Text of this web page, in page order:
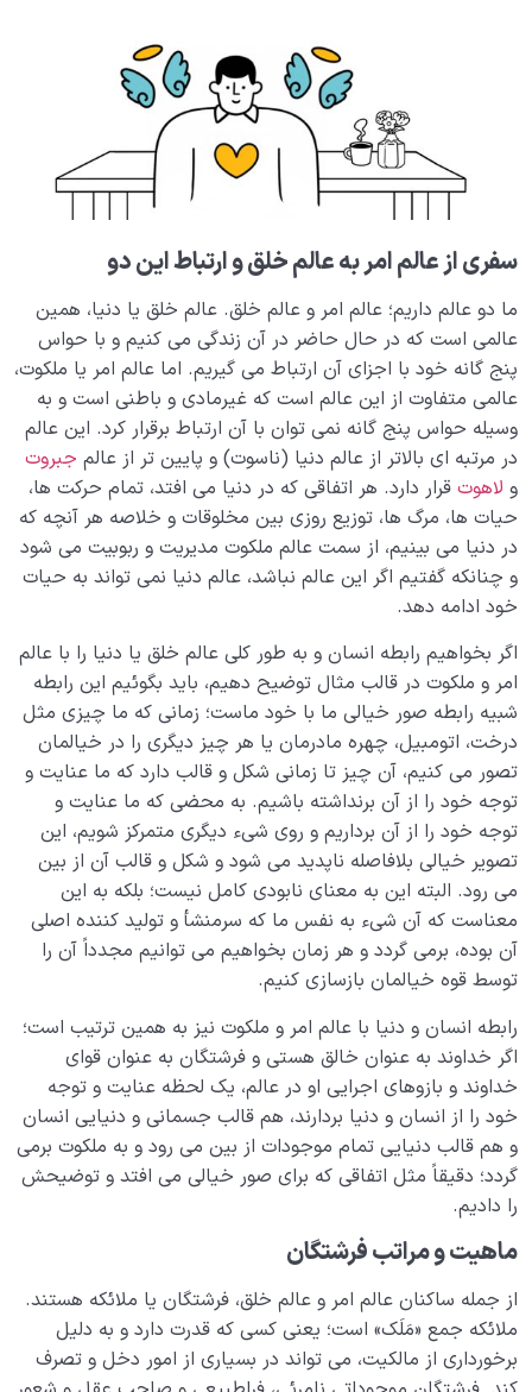
سفری از عالم امر به عالم خلق و ارتباط این دو
ما دو عالم داریم؛ عالم امر و عالم خلق. عالم خلق یا دنیا، همین
عالمی است که در حال حاضر در آن زندگی می کنیم و با حواس
پنج گانه خود با اجزای آن ارتباط می گیریم. اما عالم امر یا ملکوت،
عالمی متفاوت از این عالم است که غیرمادی و باطنی است و به
وسیله حواس پنج گانه نمی توان با آن ارتباط برقرار کرد. این عالم
در مرتبه ای بالاتر از عالم دنیا (ناسوت) و پایین تر از عالم جبروت
و لاهوت قرار دارد. هر اتفاقی که در دنیا می افتد، تمام حرکت ها،
حیات ها، مرگ ها، توزیع روزی بین مخلوقات و خلاصه هر آنچه که
در دنیا می بینیم، از سمت عالم ملکوت مدیریت و ربوبیت می شود
و چنانکه گفتیم اگر این عالم نباشد، عالم دنیا نمی تواند به حیات
خود ادامه دهد.
اگر بخواهیم رابطه انسان و به طور کلی عالم خلق یا دنیا را با عالم
امر و ملکوت در قالب مثال توضیح دهیم، باید بگوئیم این رابطه
شبیه رابطه صور خیالی ما با خود ماست؛ زمانی که ما چیزی مثل
درخت، اتومبیل، چهره مادرمان یا هر چیز دیگری را در خیالمان
تصور می کنیم، آن چیز تا زمانی شکل و قالب دارد که ما عنایت و
توجه خود را از آن برنداشته باشیم. به محضی که ما عنایت و
توجه خود را از آن برداریم و روی شیء دیگری متمرکز شویم، این
تصویر خیالی بلافاصله ناپدید می شود و شکل و قالب آن از بین
می رود. البته این به معنای نابودی کامل نیست؛ بلکه به این
معناست که آن شیء به نفس ما که سرمنشأ و تولید کننده اصلی
آن بوده، برمی گردد و هر زمان بخواهیم می توانیم مجدداً آن را
توسط قوه خیالمان بازسازی کنیم.
رابطه انسان و دنیا با عالم امر و ملکوت نیز به همین ترتیب است؛
اگر خداوند به عنوان خالق هستی و فرشتگان به عنوان قوای
خداوند و بازوهای اجرایی او در عالم، یک لحظه عنایت و توجه
خود را از انسان و دنیا بردارند، هم قالب جسمانی و دنیایی انسان
و هم قالب دنیایی تمام موجودات از بین می رود و به ملکوت برمی
گردد؛ دقیقاً مثل اتفاقی که برای صور خیالی می افتد و توضیحش
را دادیم.
ماهیت و مراتب فرشتگان
از جمله ساکنان عالم امر و عالم خلق، فرشتگان یا ملائکه هستند.
ملائکه جمع «مَلَک» است؛ یعنی کسی که قدرت دارد و به دلیل
برخورداری از مالکیت، می تواند در بسیاری از امور دخل و تصرف